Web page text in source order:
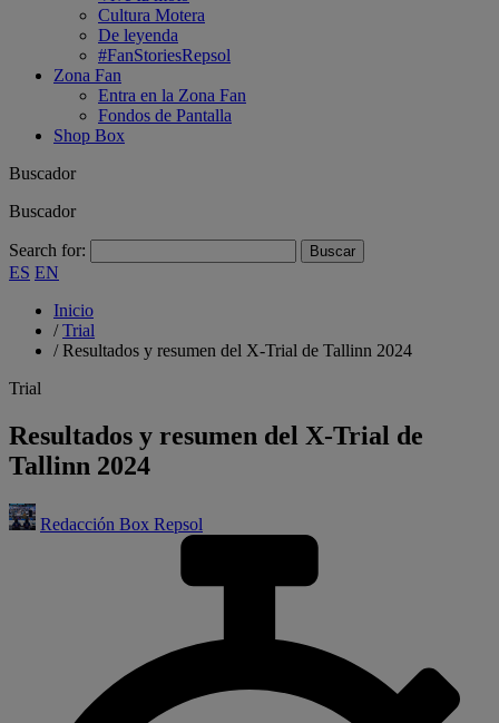
Cultura Motera
De leyenda
#FanStoriesRepsol
Zona Fan
Entra en la Zona Fan
Fondos de Pantalla
Shop Box
Buscador
Buscador
Search for:
ES EN
Inicio
/Trial
/Resultados y resumen del X-Trial de Tallinn 2024
Trial
Resultados y resumen del X-Trial de
Tallinn 2024
Redacción Box Repsol